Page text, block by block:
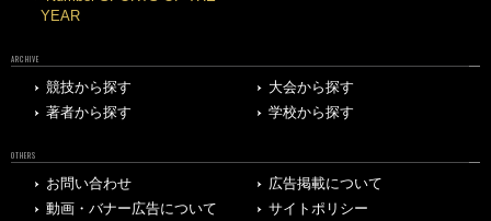
YEAR
ARCHIVE
競技から探す
大会から探す
著者から探す
学校から探す
OTHERS
お問い合わせ
広告掲載について
動画・バナー広告について
サイトポリシー